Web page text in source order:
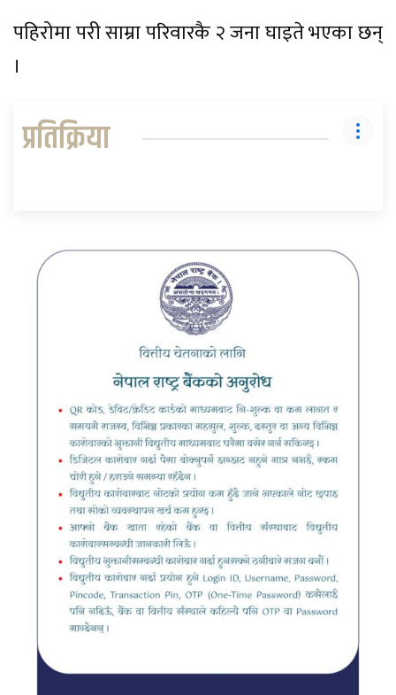
पहिरोमा परी साम्रा परिवारकै २ जना घाइते भएका छन्
।
प्रतिक्रिया